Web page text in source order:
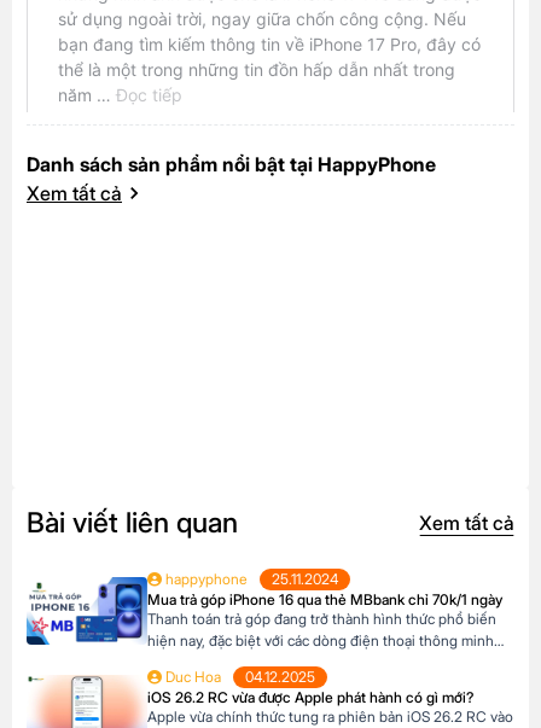
Danh sách sản phẩm nổi bật tại HappyPhone
Xem tất cả
Bài viết liên quan Xem tất cả
happyphone
25.11.2024
Mua trả góp iPhone 16 qua thẻ MBbank chỉ 70k/1 ngày
Thanh toán trả góp đang trở thành hình thức phổ biến
hiện nay, đặc biệt với các dòng điện thoại thông minh
khả năng tài chính tức thời của nhiều người Tại Happy
Phone, khách hàng có thể lựa chọn chương trình trả […]
Duc Hoa
04.12.2025
iOS 26.2 RC vừa được Apple phát hành có gì mới?
Apple vừa chính thức tung ra phiên bản iOS 26.2 RC vào